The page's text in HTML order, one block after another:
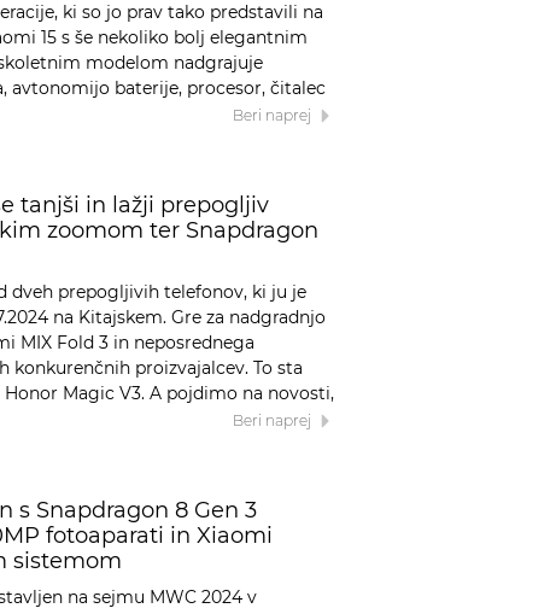
ki so jo prav tako predstavili na
15 s še nekoliko bolj elegantnim
modelom nadgrajuje
avtonomijo baterije, procesor, čitalec
Beri naprej
tanjši in lažji prepogljiv
zoomom ter Snapdragon
dveh prepogljivih telefonov, ki ju je
na Kitajskem. Gre za nadgradnjo
MIX Fold 3 in neposrednega
konkurenčnih proizvajalcev. To sta
Magic V3. A pojdimo na novosti,
Beri naprej
s Snapdragon 8 Gen 3
fotoaparati in Xiaomi
sistemom
na sejmu MWC 2024 v